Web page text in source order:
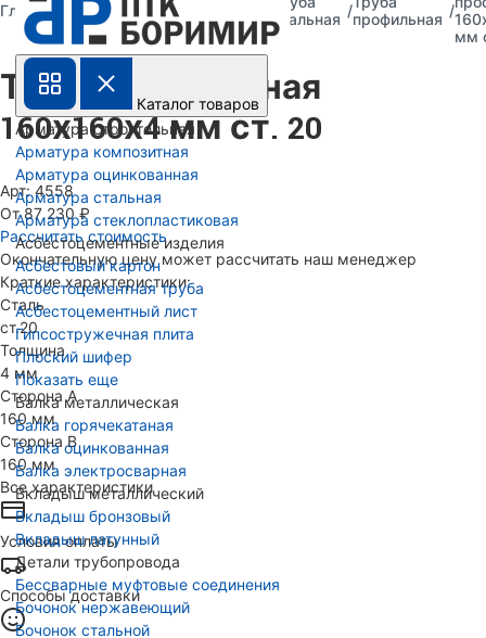
Каталог товаров
Арматура строительная
Арматура композитная
Арматура оцинкованная
Арматура стальная
Арматура стеклопластиковая
Асбестоцементные изделия
Асбестовый картон
Асбестоцементная труба
Асбестоцементный лист
Гипсостружечная плита
Плоский шифер
Показать еще
Балка металлическая
Балка горячекатаная
Балка оцинкованная
Балка электросварная
Вкладыш металлический
Вкладыш бронзовый
Вкладыш латунный
Детали трубопровода
Бессварные муфтовые соединения
Бочонок нержавеющий
Бочонок стальной
Главная Каталог
металлическая
стальная
профильная
мм
Труба профильная
160х160х4 мм ст. 20
Арт: 4558
От 87 230 ₽
Рассчитать стоимость
Окончательную цену может рассчитать наш менеджер
Краткие характеристики:
Сталь
ст.20
Толщина
4 мм
Сторона А
160 мм
Сторона В
160 мм
Все характеристики
Условия оплаты
Способы доставки